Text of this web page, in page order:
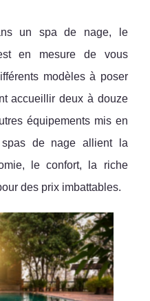
un spa de nage, le
en mesure de vous
modèles à poser
accueillir deux à douze
équipements mis en
de nage allient la
le confort, la riche
des prix imbattables.